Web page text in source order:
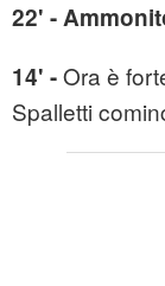
22' -
14' -Ora è
Spalletti